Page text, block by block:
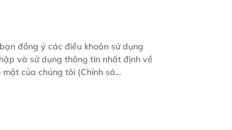
ý các điều khoản sử dụng
dụng thông tin nhất định về
bạn, đã nêu chi tiết trong chính sách bảo mật của chúng tôi (Chính sá...